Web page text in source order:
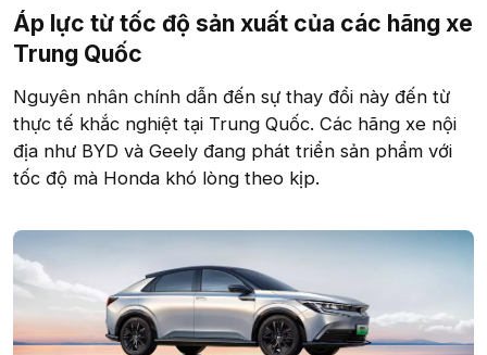
Áp lực từ tốc độ sản xuất của các hãng xe
Trung Quốc​
Nguyên nhân chính dẫn đến sự thay đổi này đến từ
thực tế khắc nghiệt tại Trung Quốc. Các hãng xe nội
địa như BYD và Geely đang phát triển sản phẩm với
tốc độ mà Honda khó lòng theo kịp.